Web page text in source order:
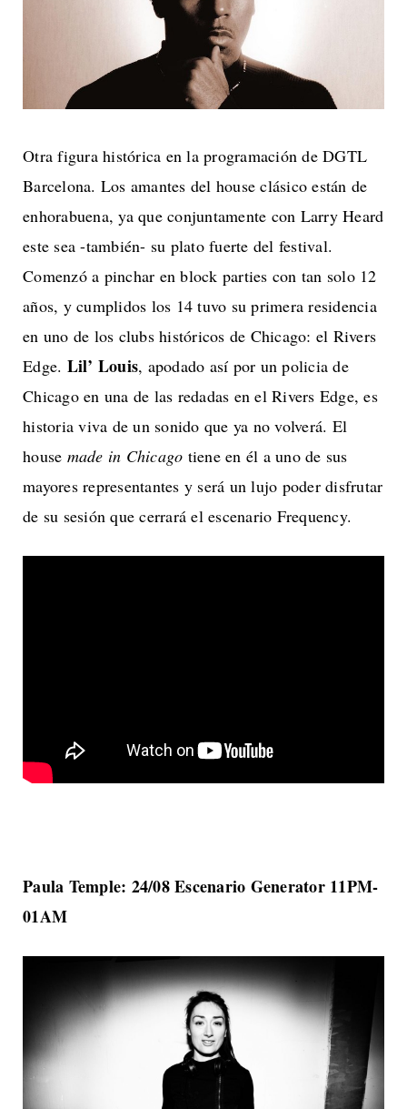
Otra figura histórica en la programación de DGTL
Barcelona. Los amantes del house clásico están de
enhorabuena, ya que conjuntamente con Larry Heard
este sea -también- su plato fuerte del festival.
Comenzó a pinchar en block parties con tan solo 12
años, y cumplidos los 14 tuvo su primera residencia
en uno de los clubs históricos de Chicago: el Rivers
Edge. Lil’ Louis, apodado así por un policia de
Chicago en una de las redadas en el Rivers Edge, es
historia viva de un sonido que ya no volverá. El
house made in Chicago tiene en él a uno de sus
mayores representantes y será un lujo poder disfrutar
de su sesión que cerrará el escenario Frequency.
Paula Temple: 24/08 Escenario Generator 11PM-
01AM